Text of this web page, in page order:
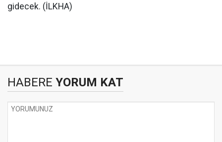
gidecek. (İLKHA)
HABERE YORUM KAT